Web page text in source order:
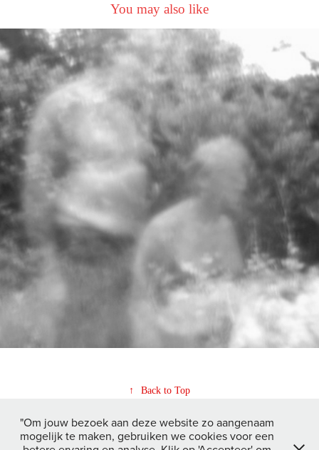
You may also like
Full of Life Serie
2014
↑ Back to Top
"Om jouw bezoek aan deze website zo aangenaam
mogelijk te maken, gebruiken we cookies voor een